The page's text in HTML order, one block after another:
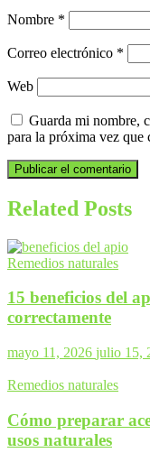
Nombre *
Correo electrónico *
Web
Guarda mi nombre,
para la próxima vez que
Related Posts
Remedios naturales
15 beneficios del
correctamente
mayo 11, 2026 julio 15,
Remedios naturales
Cómo preparar
usos naturales